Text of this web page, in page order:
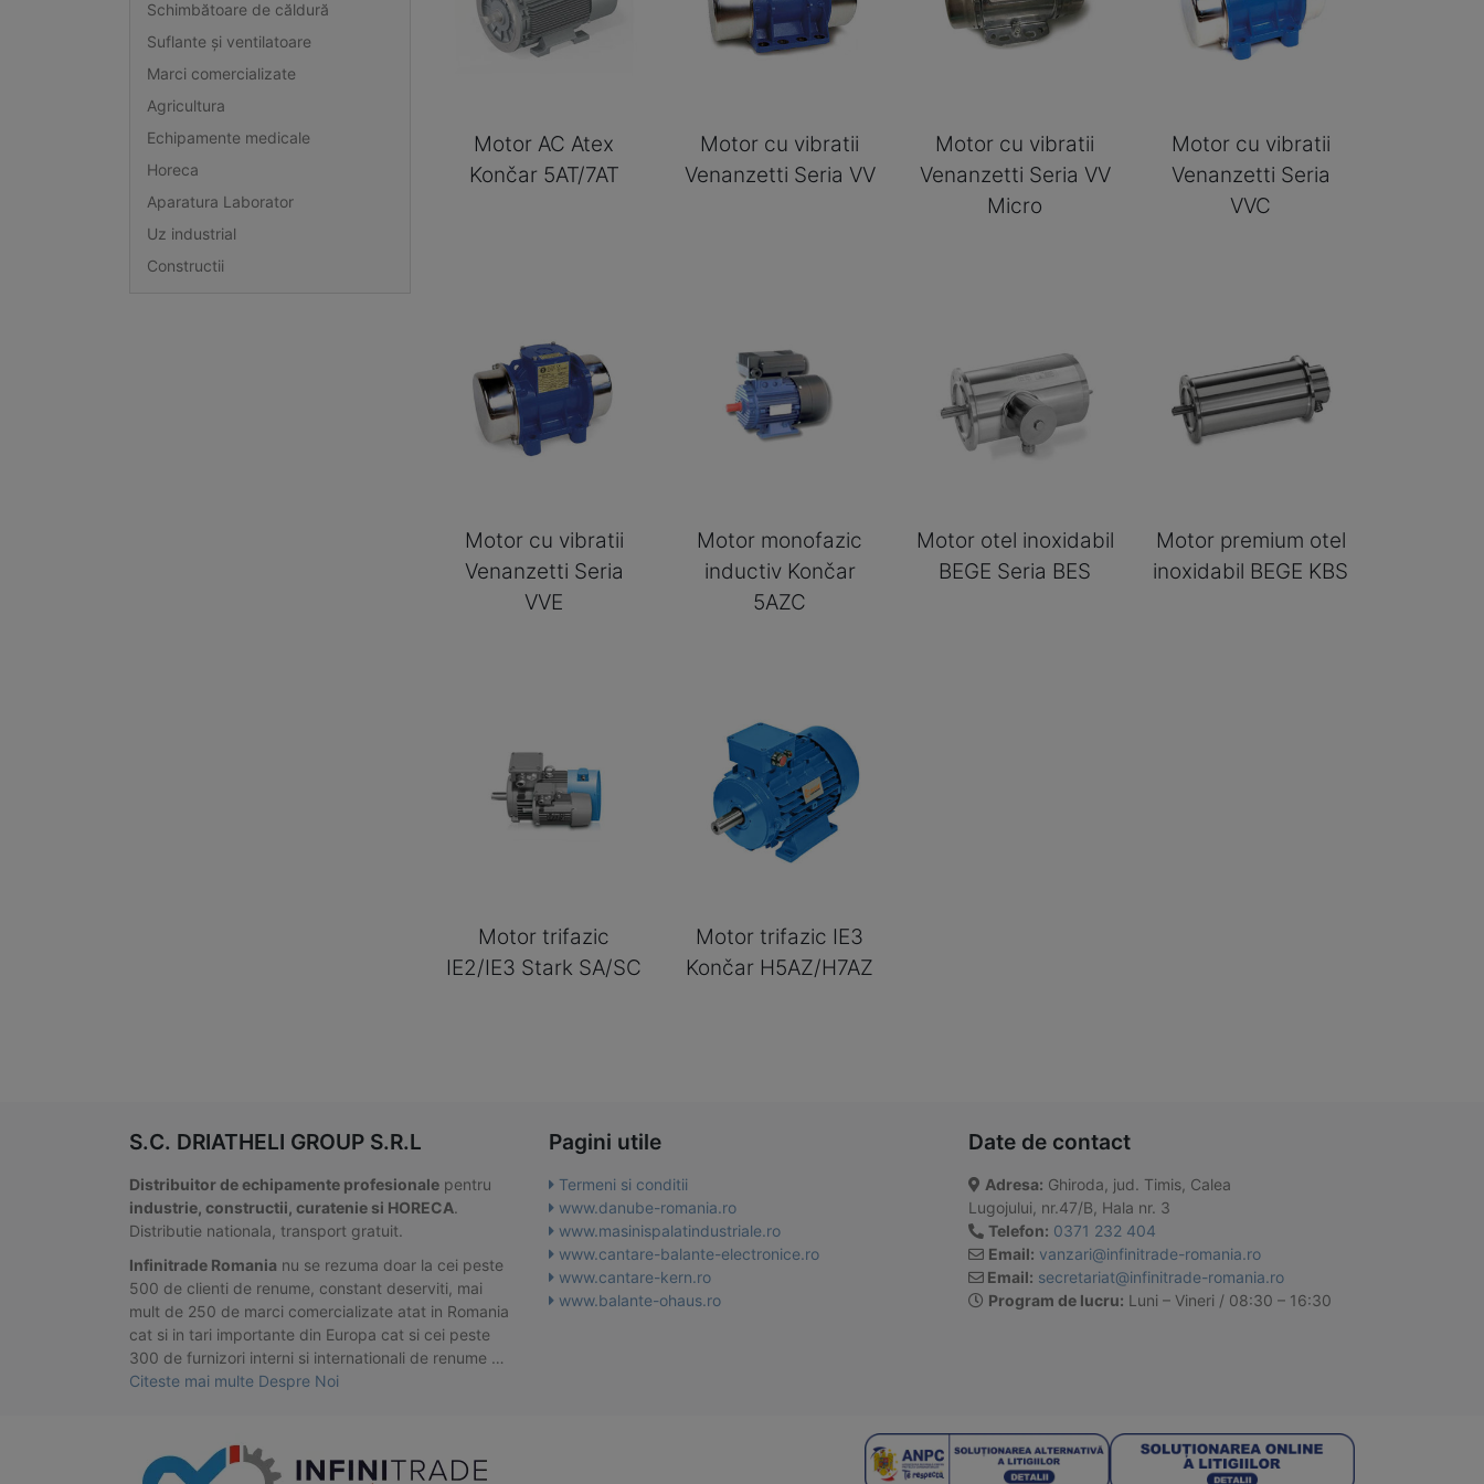
Schimbătoare de căldură
Suflante și ventilatoare
Marci comercializate
Agricultura
Echipamente medicale
Horeca
Aparatura Laborator
Uz industrial
Constructii
Motor AC Atex
Končar 5AT/7AT
Motor cu vibratii
Venanzetti Seria VV
Motor cu vibratii
Venanzetti Seria VV
Micro
Motor cu vibratii
Venanzetti Seria
VVC
Motor cu vibratii
Venanzetti Seria
VVE
Motor monofazic
inductiv Končar
5AZC
Motor otel inoxidabil
BEGE Seria BES
Motor premium otel
inoxidabil BEGE KBS
Motor trifazic
IE2/IE3 Stark SA/SC
Motor trifazic IE3
Končar H5AZ/H7AZ
S.C. DRIATHELI GROUP S.R.L
Distribuitor de echipamente profesionale pentru
industrie, constructii, curatenie si HORECA.
Distributie nationala, transport gratuit.
Infinitrade Romania nu se rezuma doar la cei peste
500 de clienti de renume, constant deserviti, mai
mult de 250 de marci comercializate atat in Romania
cat si in tari importante din Europa cat si cei peste
300 de furnizori interni si internationali de renume …
Citeste mai multe Despre Noi
Pagini utile
Termeni si conditii
www.danube-romania.ro
www.masinispalatindustriale.ro
www.cantare-balante-electronice.ro
www.cantare-kern.ro
www.balante-ohaus.ro
Date de contact
Adresa: Ghiroda, jud. Timis, Calea
Lugojului, nr.47/B, Hala nr. 3
Telefon: 0371 232 404
Email: vanzari@infinitrade-romania.ro
Email: secretariat@infinitrade-romania.ro
Program de lucru: Luni – Vineri / 08:30 – 16:30